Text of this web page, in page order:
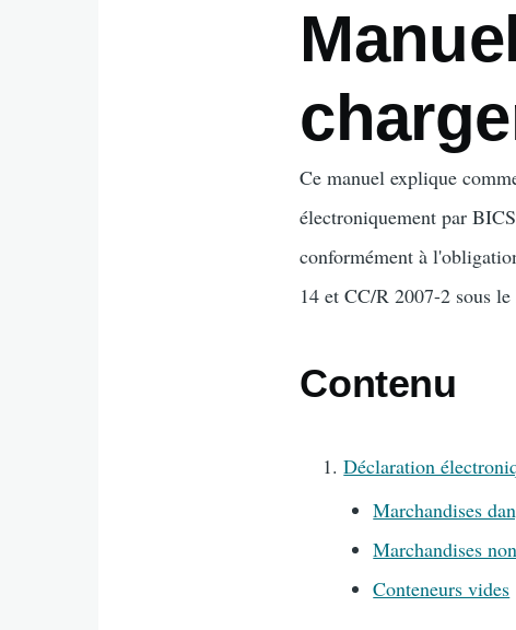
Ce manuel explique
électroniquement par
conformément à
14 et CC/R 2007-2 sous
Contenu
Déclaration
Marchandises
Marchandises
Conteneurs vides